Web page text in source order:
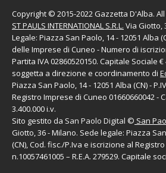
Copyright © 2015-2022 Gazzetta D'Alba.
ST PAULS INTERNATIONAL S.R.L. Via Giotto,
Legale: Piazza San Paolo, 14 - 12051 Alba
delle Imprese di Cuneo - Numero di
Partita IVA 02860520150. Capitale Sociale €
soggetta a direzione e coordinamento di
Piazza San Paolo, 14 - 12051 Alba (CN) -
Registro Imprese di Cuneo 01660660042 -
3.400.000 i.v.
Sito gestito da San Paolo Digital © San
Giotto, 36 - Milano. Sede legale: Piazza
(CN), Cod. fisc./P.Iva e iscrizione al
n.10057461005 – R.E.A. 279529. Capitale